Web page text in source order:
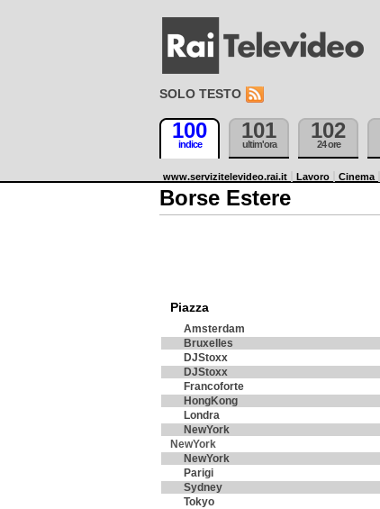
SOLO TESTO
100
indice
101
ultim'ora
102
24 ore
www.servizitelevideo.rai.it Lavoro Cinema
Borse Estere
Piazza
Amsterdam
Bruxelles
DJStoxx
DJStoxx
Francoforte
HongKong
Londra
NewYork
NewYork
NewYork
Parigi
Sydney
Tokyo